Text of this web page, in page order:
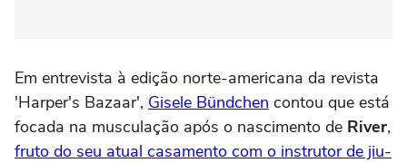
Em entrevista à edição norte-americana da revista
'Harper's Bazaar', Gisele Bündchen contou que está
focada na musculação após o nascimento de River,
fruto do seu atual casamento com o instrutor de jiu-